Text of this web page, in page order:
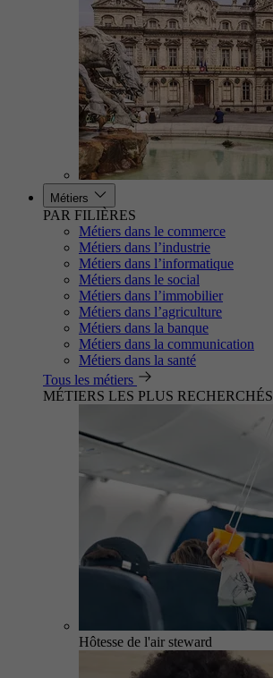
Métiers
PAR FILIÈRES
Métiers dans le commerce
Métiers dans l’industrie
Métiers dans l’informatique
Métiers dans le social
Métiers dans l’immobilier
Métiers dans l’agriculture
Métiers dans la banque
Métiers dans la communication
Métiers dans la santé
Tous les métiers
MÉTIERS LES PLUS RECHERCHÉS
Hôtesse de l'air steward